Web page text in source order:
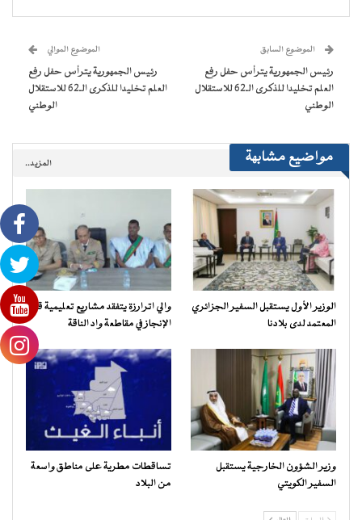
في في في في جديدة) الإلكتروني
جديدة)
الموضوع السابق
رئيس الجمهورية يترأس حفل رفع
العلم تخليدا للذكرى الـ62 للاستقلال
الوطني
الموضوع الموالي
رئيس الجمهورية يترأس حفل رفع
العلم تخليدا للذكرى الـ62 للاستقلال
الوطني
مواضيع مشابهة المزيد..
الوزير الأول يستقبل السفير الجزائري
المعتمد لدى بلادنا
والي اترارزة يتفقد مشاريع تعليمية قيد
الإنجاز في مقاطعة واد الناقة
وزير الشؤون الخارجية يستقبل
السفير الكويتي
تساقطات مطرية على مناطق واسعة
من البلاد